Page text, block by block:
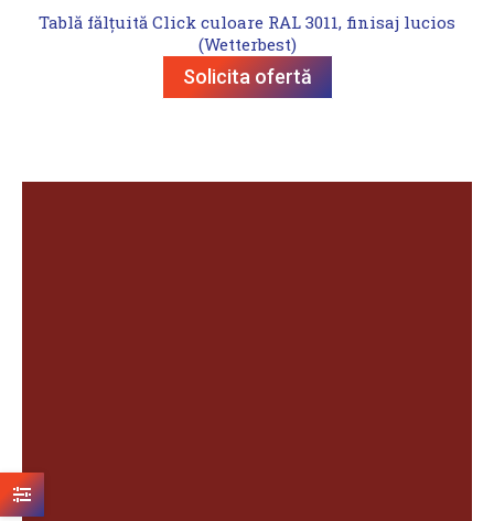
Tablă fălțuită Click culoare RAL 3011, finisaj lucios
(Wetterbest)
Solicita ofertă